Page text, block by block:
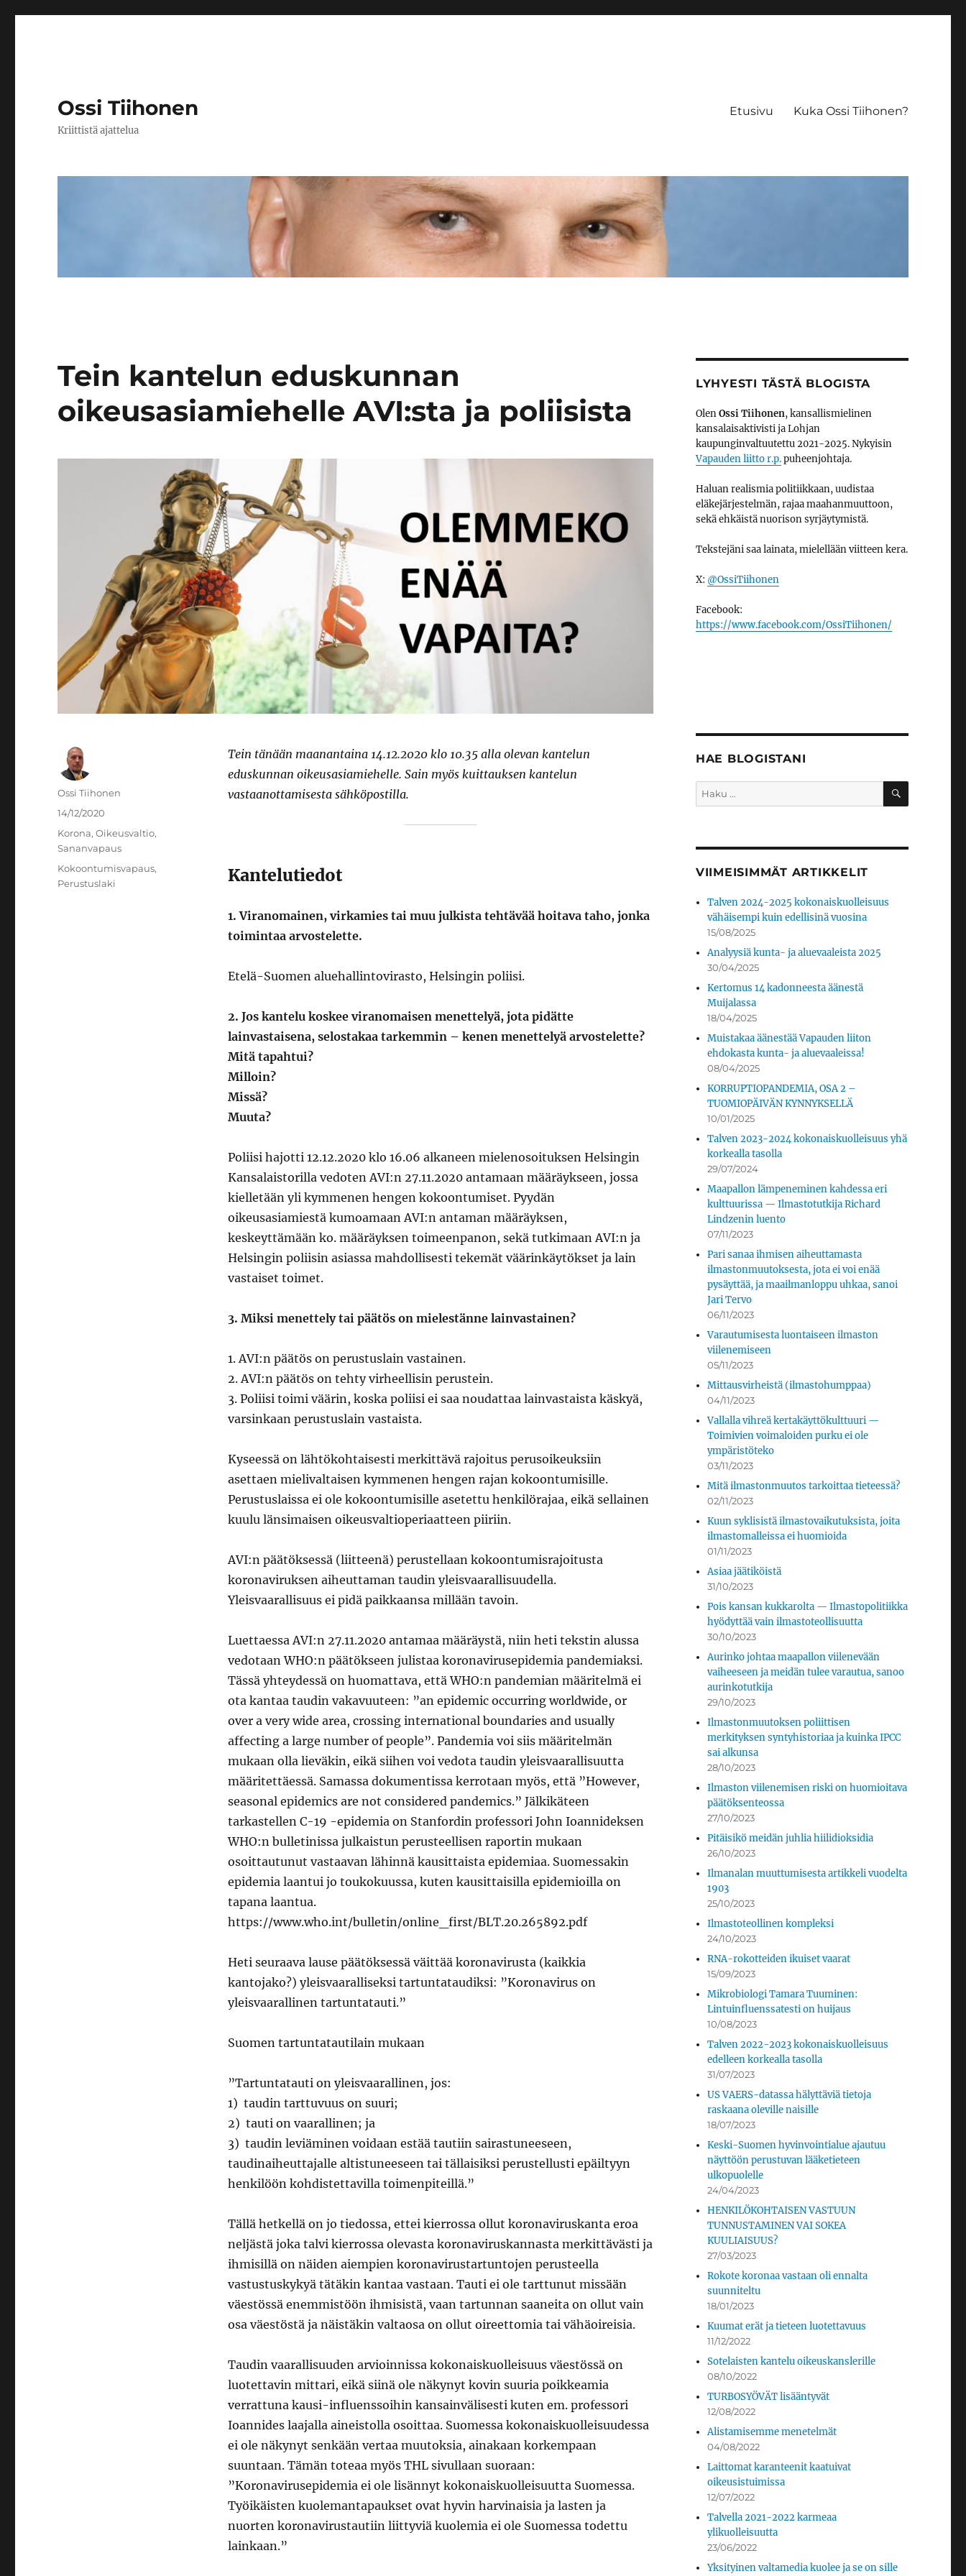
Ossi Tiihonen
Kriittistä ajattelua
Etusivu Kuka Ossi Tiihonen?
Tein kantelun eduskunnan
oikeusasiamiehelle AVI:sta ja poliisista
Tein tänään maanantaina 14.12.2020 klo 10.35 alla olevan kantelun
eduskunnan oikeusasiamiehelle. Sain myös kuittauksen kantelun
vastaanottamisesta sähköpostilla.
Kantelutiedot
1. Viranomainen, virkamies tai muu julkista tehtävää hoitava taho, jonka
toimintaa arvostelette.
Etelä-Suomen aluehallintovirasto, Helsingin poliisi.
2. Jos kantelu koskee viranomaisen menettelyä, jota pidätte
lainvastaisena, selostakaa tarkemmin – kenen menettelyä arvostelette?
Mitä tapahtui?
Milloin?
Missä?
Muuta?
Poliisi hajotti 12.12.2020 klo 16.06 alkaneen mielenosoituksen Helsingin
Kansalaistorilla vedoten AVI:n 27.11.2020 antamaan määräykseen, jossa
kielletään yli kymmenen hengen kokoontumiset. Pyydän
oikeusasiamiestä kumoamaan AVI:n antaman määräyksen,
keskeyttämään ko. määräyksen toimeenpanon, sekä tutkimaan AVI:n ja
Helsingin poliisin asiassa mahdollisesti tekemät väärinkäytökset ja lain
vastaiset toimet.
3. Miksi menettely tai päätös on mielestänne lainvastainen?
1. AVI:n päätös on perustuslain vastainen.
2. AVI:n päätös on tehty virheellisin perustein.
3. Poliisi toimi väärin, koska poliisi ei saa noudattaa lainvastaista käskyä,
varsinkaan perustuslain vastaista.
Kyseessä on lähtökohtaisesti merkittävä rajoitus perusoikeuksiin
asettaen mielivaltaisen kymmenen hengen rajan kokoontumisille.
Perustuslaissa ei ole kokoontumisille asetettu henkilörajaa, eikä sellainen
kuulu länsimaisen oikeusvaltioperiaatteen piiriin.
AVI:n päätöksessä (liitteenä) perustellaan kokoontumisrajoitusta
koronaviruksen aiheuttaman taudin yleisvaarallisuudella.
Yleisvaarallisuus ei pidä paikkaansa millään tavoin.
Luettaessa AVI:n 27.11.2020 antamaa määräystä, niin heti tekstin alussa
vedotaan WHO:n päätökseen julistaa koronavirusepidemia pandemiaksi.
Tässä yhteydessä on huomattava, että WHO:n pandemian määritelmä ei
ota kantaa taudin vakavuuteen: ”an epidemic occurring worldwide, or
over a very wide area, crossing international boundaries and usually
affecting a large number of people”. Pandemia voi siis määritelmän
mukaan olla lieväkin, eikä siihen voi vedota taudin yleisvaarallisuutta
määritettäessä. Samassa dokumentissa kerrotaan myös, että ”However,
seasonal epidemics are not considered pandemics.” Jälkikäteen
tarkastellen C-19 -epidemia on Stanfordin professori John Ioannideksen
WHO:n bulletinissa julkaistun perusteellisen raportin mukaan
osoittautunut vastaavan lähinnä kausittaista epidemiaa. Suomessakin
epidemia laantui jo toukokuussa, kuten kausittaisilla epidemioilla on
tapana laantua.
https://www.who.int/bulletin/online_first/BLT.20.265892.pdf
Heti seuraava lause päätöksessä väittää koronavirusta (kaikkia
kantojako?) yleisvaaralliseksi tartuntataudiksi: ”Koronavirus on
yleisvaarallinen tartuntatauti.”
Suomen tartuntatautilain mukaan
”Tartuntatauti on yleisvaarallinen, jos:
1) taudin tarttuvuus on suuri;
2) tauti on vaarallinen; ja
3) taudin leviäminen voidaan estää tautiin sairastuneeseen,
taudinaiheuttajalle altistuneeseen tai tällaisiksi perustellusti epäiltyyn
henkilöön kohdistettavilla toimenpiteillä.”
Tällä hetkellä on jo tiedossa, ettei kierrossa ollut koronaviruskanta eroa
neljästä joka talvi kierrossa olevasta koronaviruskannasta merkittävästi ja
ihmisillä on näiden aiempien koronavirustartuntojen perusteella
vastustuskykyä tätäkin kantaa vastaan. Tauti ei ole tarttunut missään
väestössä enemmistöön ihmisistä, vaan tartunnan saaneita on ollut vain
osa väestöstä ja näistäkin valtaosa on ollut oireettomia tai vähäoireisia.
Taudin vaarallisuuden arvioinnissa kokonaiskuolleisuus väestössä on
luotettavin mittari, eikä siinä ole näkynyt kovin suuria poikkeamia
verrattuna kausi-influenssoihin kansainvälisesti kuten em. professori
Ioannides laajalla aineistolla osoittaa. Suomessa kokonaiskuolleisuudessa
ei ole näkynyt senkään vertaa muutoksia, ainakaan korkempaan
suuntaan. Tämän toteaa myös THL sivullaan suoraan:
”Koronavirusepidemia ei ole lisännyt kokonaiskuolleisuutta Suomessa.
Työikäisten kuolemantapaukset ovat hyvin harvinaisia ja lasten ja
nuorten koronavirustautiin liittyviä kuolemia ei ole Suomessa todettu
lainkaan.”
Kirjoittaja
Ossi Tiihonen
Julkaistu
14/12/2020
Kategoriat
Korona,Oikeusvaltio,
Sananvapaus
Avainsanat
Kokoontumisvapaus,
Perustuslaki
LYHYESTI TÄSTÄ BLOGISTA
OlenOssi Tiihonen, kansallismielinen
kansalaisaktivisti ja Lohjan
kaupunginvaltuutettu 2021-2025. Nykyisin
Vapauden liitto r.p.puheenjohtaja.
Haluan realismia politiikkaan, uudistaa
eläkejärjestelmän, rajaa maahanmuuttoon,
sekä ehkäistä nuorison syrjäytymistä.
Tekstejäni saa lainata, mielellään viitteen kera.
X: @OssiTiihonen
Facebook:
https://www.facebook.com/OssiTiihonen/
HAE BLOGISTANI
Etsi: HAKU
VIIMEISIMMÄT ARTIKKELIT
Talven 2024-2025 kokonaiskuolleisuus
vähäisempi kuin edellisinä vuosina
15/08/2025
Analyysiä kunta- ja aluevaaleista 2025
30/04/2025
Kertomus 14 kadonneesta äänestä
Muijalassa
18/04/2025
Muistakaa äänestää Vapauden liiton
ehdokasta kunta- ja aluevaaleissa!
08/04/2025
KORRUPTIOPANDEMIA, OSA 2 –
TUOMIOPÄIVÄN KYNNYKSELLÄ
10/01/2025
Talven 2023-2024 kokonaiskuolleisuus yhä
korkealla tasolla
29/07/2024
Maapallon lämpeneminen kahdessa eri
kulttuurissa — Ilmastotutkija Richard
Lindzenin luento
07/11/2023
Pari sanaa ihmisen aiheuttamasta
ilmastonmuutoksesta, jota ei voi enää
pysäyttää, ja maailmanloppu uhkaa, sanoi
Jari Tervo
06/11/2023
Varautumisesta luontaiseen ilmaston
viilenemiseen
05/11/2023
Mittausvirheistä (ilmastohumppaa)
04/11/2023
Vallalla vihreä kertakäyttökulttuuri —
Toimivien voimaloiden purku ei ole
ympäristöteko
03/11/2023
Mitä ilmastonmuutos tarkoittaa tieteessä?
02/11/2023
Kuun syklisistä ilmastovaikutuksista, joita
ilmastomalleissa ei huomioida
01/11/2023
Asiaa jäätiköistä
31/10/2023
Pois kansan kukkarolta — Ilmastopolitiikka
hyödyttää vain ilmastoteollisuutta
30/10/2023
Aurinko johtaa maapallon viilenevään
vaiheeseen ja meidän tulee varautua, sanoo
aurinkotutkija
29/10/2023
Ilmastonmuutoksen poliittisen
merkityksen syntyhistoriaa ja kuinka IPCC
sai alkunsa
28/10/2023
Ilmaston viilenemisen riski on huomioitava
päätöksenteossa
27/10/2023
Pitäisikö meidän juhlia hiilidioksidia
26/10/2023
Ilmanalan muuttumisesta artikkeli vuodelta
1903
25/10/2023
Ilmastoteollinen kompleksi
24/10/2023
RNA-rokotteiden ikuiset vaarat
15/09/2023
Mikrobiologi Tamara Tuuminen:
Lintuinfluenssatesti on huijaus
10/08/2023
Talven 2022-2023 kokonaiskuolleisuus
edelleen korkealla tasolla
31/07/2023
US VAERS-datassa hälyttäviä tietoja
raskaana oleville naisille
18/07/2023
Keski-Suomen hyvinvointialue ajautuu
näyttöön perustuvan lääketieteen
ulkopuolelle
24/04/2023
HENKILÖKOHTAISEN VASTUUN
TUNNUSTAMINEN VAI SOKEA
KUULIAISUUS?
27/03/2023
Rokote koronaa vastaan oli ennalta
suunniteltu
18/01/2023
Kuumat erät ja tieteen luotettavuus
11/12/2022
Sotelaisten kantelu oikeuskanslerille
08/10/2022
TURBOSYÖVÄT lisääntyvät
12/08/2022
Alistamisemme menetelmät
04/08/2022
Laittomat karanteenit kaatuivat
oikeusistuimissa
12/07/2022
Talvella 2021-2022 karmeaa
ylikuolleisuutta
23/06/2022
Yksityinen valtamedia kuolee ja se on sille